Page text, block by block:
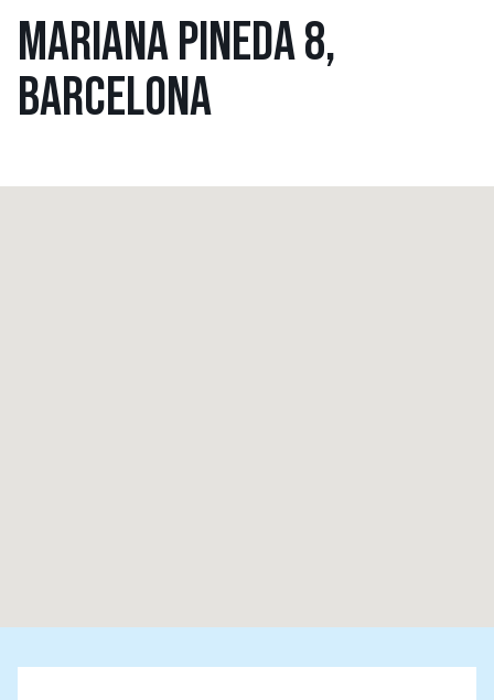
MARIANA PINEDA 8,
BARCELONA